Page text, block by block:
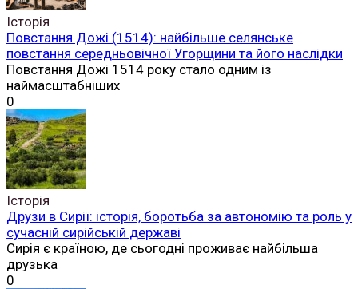
Історія
Повстання Дожі (1514): найбільше селянське
повстання середньовічної Угорщини та його наслідки
Повстання Дожі 1514 року стало одним із
наймасштабніших
0
Історія
Друзи в Сирії: історія, боротьба за автономію та роль у
сучасній сирійській державі
Сирія є країною, де сьогодні проживає найбільша
друзька
0